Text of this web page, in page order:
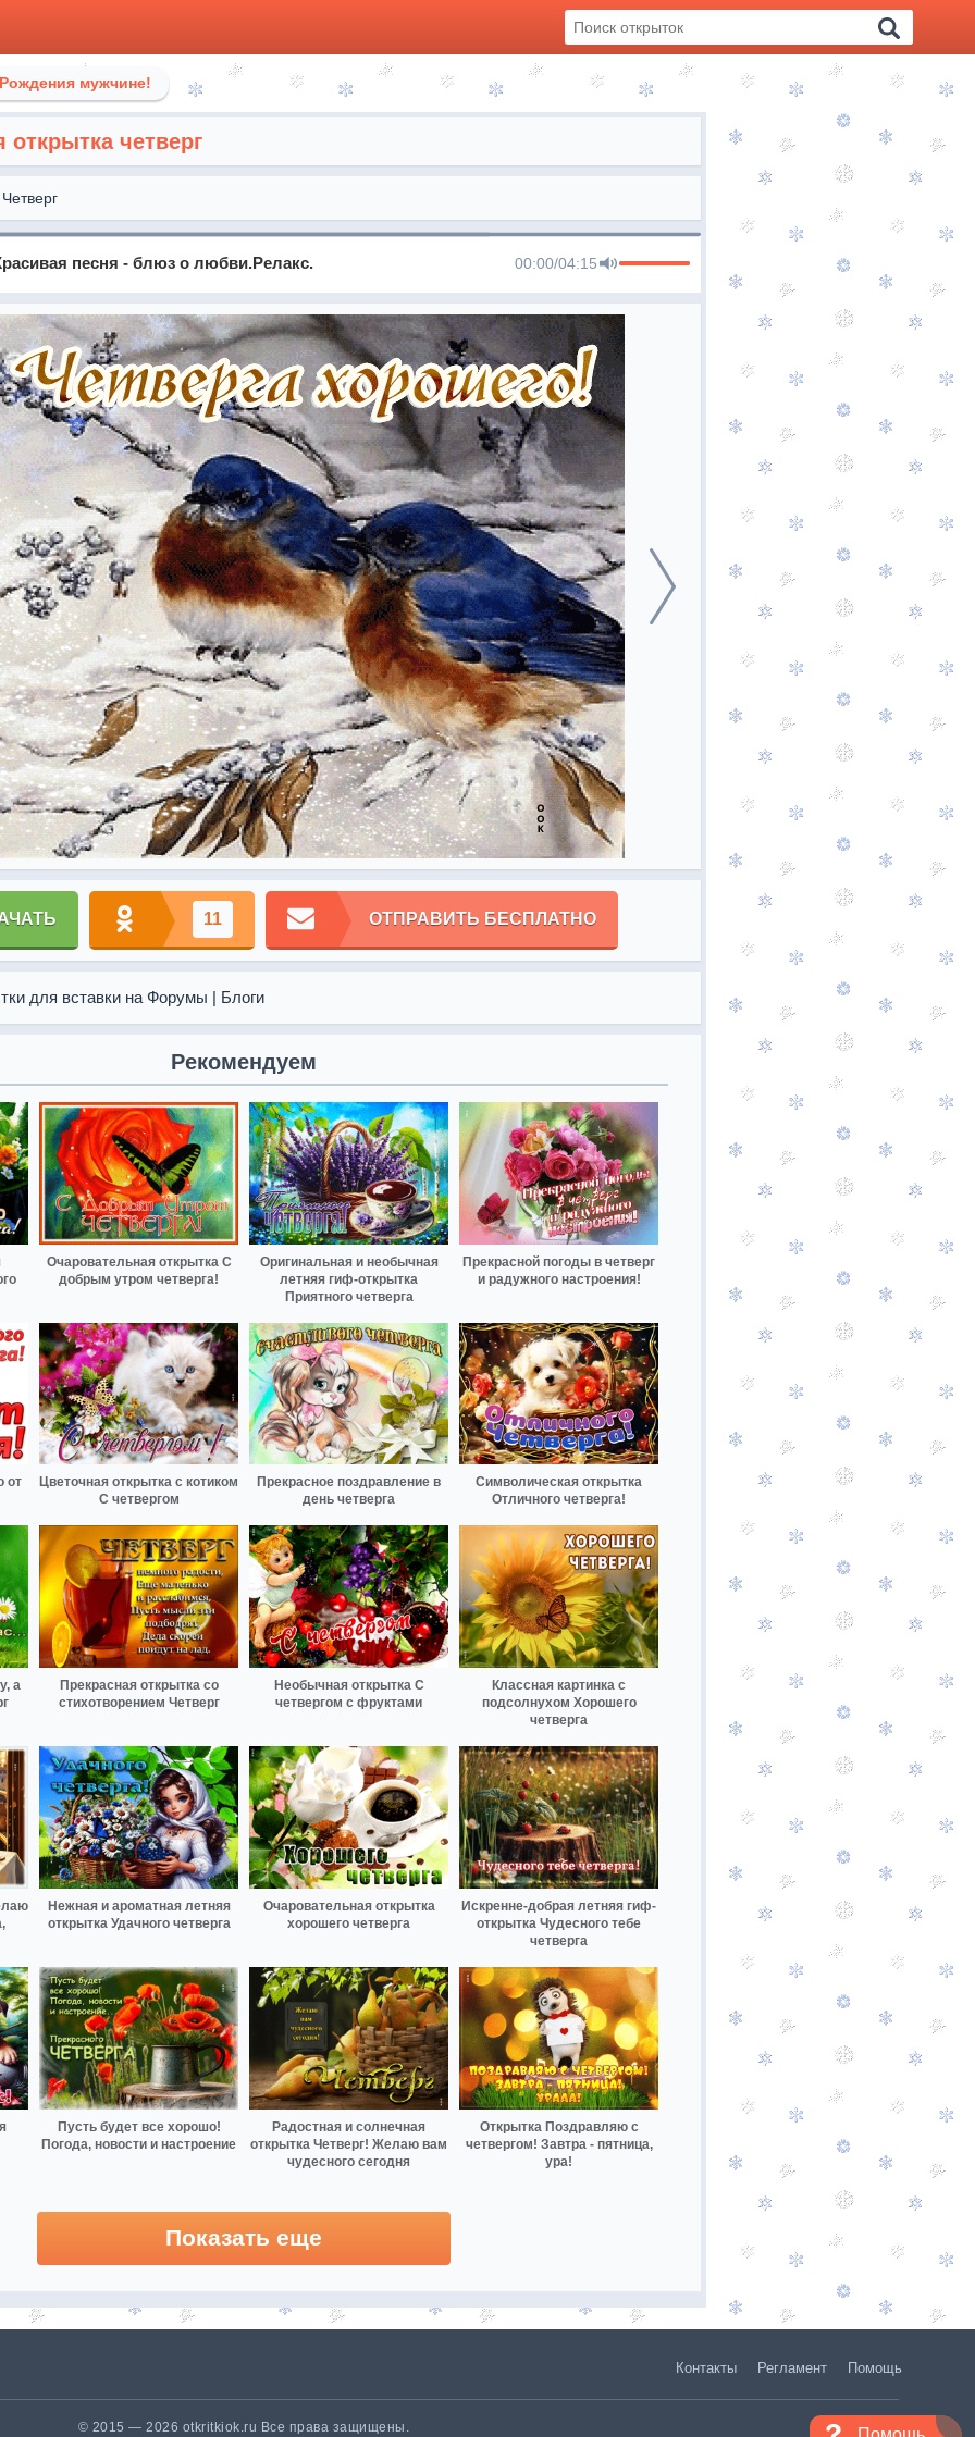
мужчине!
четверг
Четверг
песня - блюз о любви.Релакс. 00:00/04:15
11 ОТПРАВИТЬ БЕСПЛАТНО
для вставки на Форумы | Блоги
Рекомендуем
Очаровательная открытка С
добрым утром четверга!
Оригинальная и необычная
летняя гиф-открытка
Приятного четверга
Прекрасной погоды в четверг
и радужного настроения!
от
Цветочная открытка с котиком
С четвергом
Прекрасное поздравление в
день четверга
Символическая открытка
Отличного четверга!
а
Прекрасная открытка со
стихотворением Четверг
Необычная открытка С
четвергом с фруктами
Классная картинка с
подсолнухом Хорошего
четверга
Нежная и ароматная летняя
открытка Удачного четверга
Очаровательная открытка
хорошего четверга
Искренне-добрая летняя гиф-
открытка Чудесного тебе
четверга
Пусть будет все хорошо!
Погода, новости и настроение
Радостная и солнечная
открытка Четверг! Желаю вам
чудесного сегодня
Открытка Поздравляю с
четвергом! Завтра - пятница,
ура!
Показать еще
Контакты Регламент Помощь
© 2015 — 2026 otkritkiok.ru Все права защищены.